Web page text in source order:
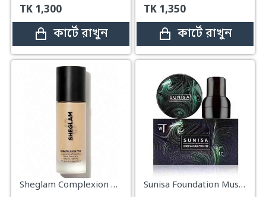
TK 1,300
কার্টে রাখুন
TK 1,350
কার্টে রাখুন
Sheglam Complexion Pro Long Lasting Breathable Matte Foundation – Warm Vanilla 30ml Sunisa Foundation Mushrooms Air Cushion CC Cream – 20g